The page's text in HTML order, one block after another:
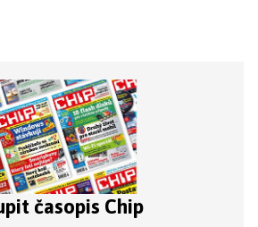
časopis Chip